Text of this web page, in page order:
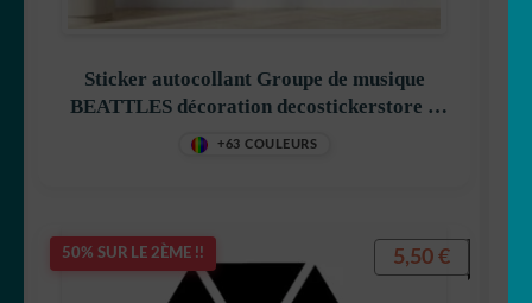
Sticker autocollant Groupe de musique
BEATTLES décoration decostickerstore –
8QTTQQ
+63 COULEURS
50% SUR LE 2ÈME !! 5,50 €